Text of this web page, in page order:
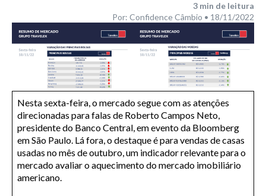
3 min de leitura
Por: Confidence Câmbio • 18/11/2022
Nesta sexta-feira, o mercado segue com as atenções
direcionadas para falas de Roberto Campos Neto,
presidente do Banco Central, em evento da Bloomberg
em São Paulo. Lá fora, o destaque é para vendas de casas
usadas no mês de outubro, um indicador relevante para o
mercado avaliar o aquecimento do mercado imobiliário
americano.